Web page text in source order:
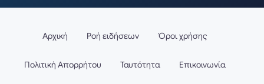
Αρχική Ροή ειδήσεων Όροι χρήσης
Πολιτική Απορρήτου Ταυτότητα Επικοινωνία